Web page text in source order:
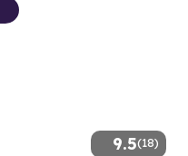
9.5(18)